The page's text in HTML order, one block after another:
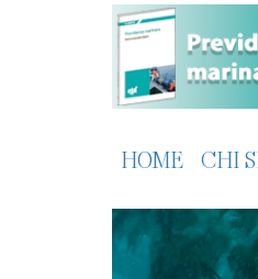
HOME CHI